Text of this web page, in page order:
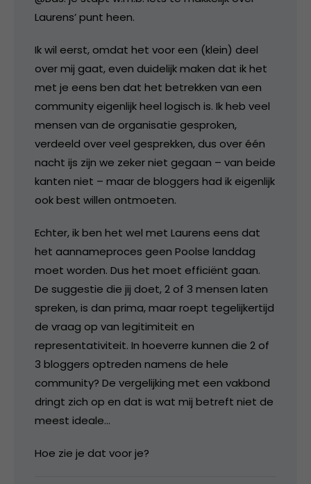
Laurens’ punt heen.
Ik wil eerst, omdat het voor een (klein) deel
over mij gaat, even duidelijk maken dat ik het
met je eens ben dat het betrekken van een
community eigenlijk heel logisch is. Ik heb veel
mensen van de organisatie gesproken,
verdeeld over veel gesprekken, dus over één
nacht ijs zijn we zeker niet gegaan – van beide
kanten niet – maar de bloggers had ik eigenlijk
ook best willen ontmoeten.
Echter, ik ben het wel met Laurens eens dat
het aannameproces geen Poolse landdag
moet worden. Dus het moet efficiënt gaan.
De suggestie die jij doet, 2 of 3 mensen laten
spreken, is dan prima, maar roept tegelijkertijd
de vraag op van legitimiteit en
representativiteit. In hoeverre kunnen die 2 of
3 bloggers optreden namens de hele
community? De vergelijking met een vakbond
dringt zich op en dat is wat mij betreft niet de
meest ideale…
Hoe zie je dat voor je?